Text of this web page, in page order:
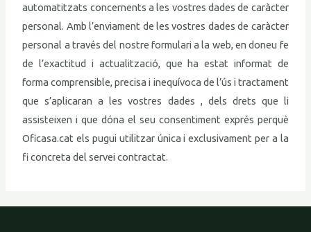
automatitzats concernents a les vostres dades de caràcter
personal. Amb l’enviament de les vostres dades de caràcter
personal a través del nostre formulari a la web, en doneu fe
de l’exactitud i actualització, que ha estat informat de
forma comprensible, precisa i inequívoca de l’ús i tractament
que s’aplicaran a les vostres dades , dels drets que li
assisteixen i que dóna el seu consentiment exprés perquè
Oficasa.cat els pugui utilitzar única i exclusivament per a la
fi concreta del servei contractat.